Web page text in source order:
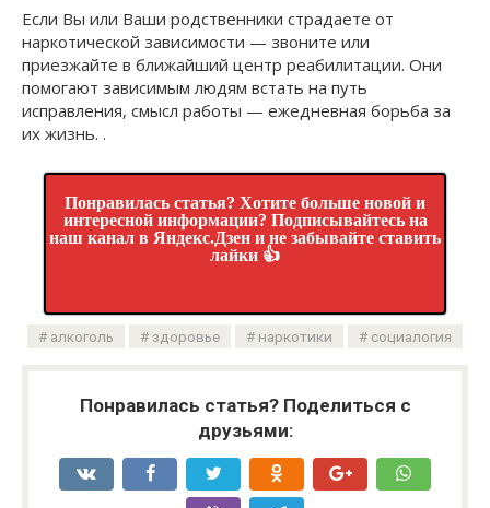
Если Вы или Ваши родственники страдаете от
наркотической зависимости — звоните или
приезжайте в ближайший центр реабилитации. Они
помогают зависимым людям встать на путь
исправления, смысл работы — ежедневная борьба за
их жизнь. .
Понравилась статья? Хотите больше новой и
интересной информации? Подписывайтесь на
наш канал в Яндекс.Дзен и не забывайте ставить
лайки 👍
алкоголь здоровье наркотики социалогия
Понравилась статья? Поделиться с
друзьями: